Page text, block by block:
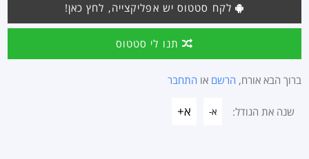
לקח סטטוס יש אפליקצייה, לחץ כאן!
תנו לי סטטוס
ברוך הבא אורח, הרשם או התחבר
שנה את הגודל: א- א+